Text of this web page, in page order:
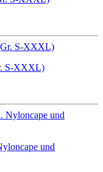
S-XXXL)
und